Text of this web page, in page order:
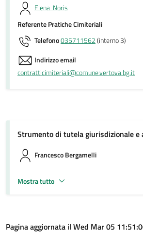
Elena Noris
Referente Pratiche Cimiteriali
Telefono035711562(interno 3)
Indirizzo email
contratticimiteriali@comune.vertova.bg.it
Strumento di tutela giurisdizionale
Francesco Bergamelli
Mostra tutto
Pagina aggiornata il Wed Mar 05